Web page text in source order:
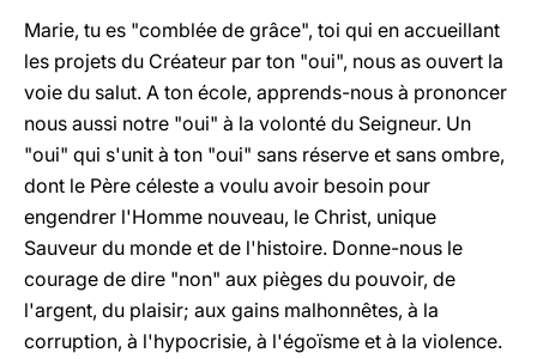
Marie, tu es "comblée de grâce", toi qui en accueillant
les projets du Créateur par ton "oui", nous as ouvert la
voie du salut. A ton école, apprends-nous à prononcer
nous aussi notre "oui" à la volonté du Seigneur. Un
"oui" qui s'unit à ton "oui" sans réserve et sans ombre,
dont le Père céleste a voulu avoir besoin pour
engendrer l'Homme nouveau, le Christ, unique
Sauveur du monde et de l'histoire. Donne-nous le
courage de dire "non" aux pièges du pouvoir, de
l'argent, du plaisir; aux gains malhonnêtes, à la
corruption, à l'hypocrisie, à l'égoïsme et à la violence.